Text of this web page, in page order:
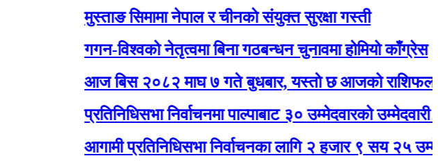
मुस्ताङ सिमामा नेपाल र चीनकाे संयुक्त सुरक्षा गस्ती
गगन-विश्वको नेतृत्वमा बिना गठबन्धन चुनावमा होमियो काँग्रेस
आज बिस २०८२ माघ ७ गते बुधबार, यस्ताे छ आजको राशिफल
प्रतिनिधिसभा निर्वाचनमा पाल्पाबाट ३० उम्मेदवारको उम्मेदवारी दर्ता
आगामी प्रतिनिधिसभा निर्वाचनका लागि २ हजार ९ सय २५ उम्मेदवारले